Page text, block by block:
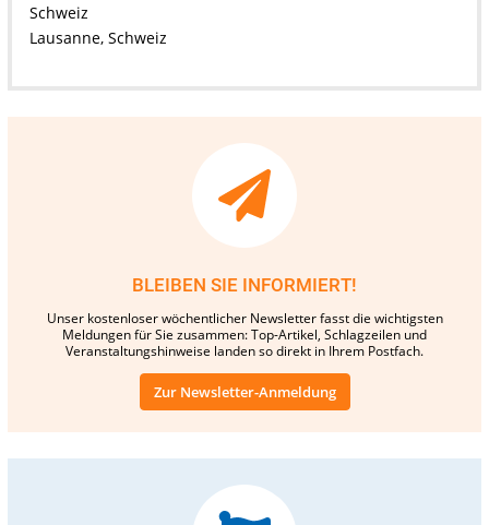
Schweiz
Lausanne, Schweiz
BLEIBEN SIE INFORMIERT!
Unser kostenloser wöchentlicher Newsletter fasst die wichtigsten
Meldungen für Sie zusammen: Top-Artikel, Schlagzeilen und
Veranstaltungshinweise landen so direkt in Ihrem Postfach.
Zur Newsletter-Anmeldung